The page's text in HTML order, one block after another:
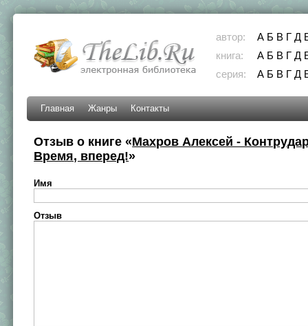
автор: А Б В Г Д
книга:
А Б В Г Д
серия:
А Б В Г Д
Главная Жанры Контакты
Отзыв о книге «Махров Алексей -
Время, вперед!»
Имя
Отзыв